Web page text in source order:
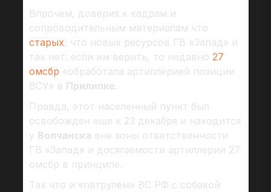
Впрочем, доверия к кадрам и
сопроводительным материалам что
старых, что новых ресурсов ГВ «Запад» и
так нет: если им верить, то недавно 27
омсбр «обработала артиллерией позиции
ВСУ» в Прилипке.
Правда, этот населенный пункт был
освобожден еще к 23 декабря и находится
у Волчанска вне зоны ответственности
ГВ «Запад» и досягаемости артиллерии 27
омсбр в принципе.
Так что и «патрулём» ВС РФ с собакой